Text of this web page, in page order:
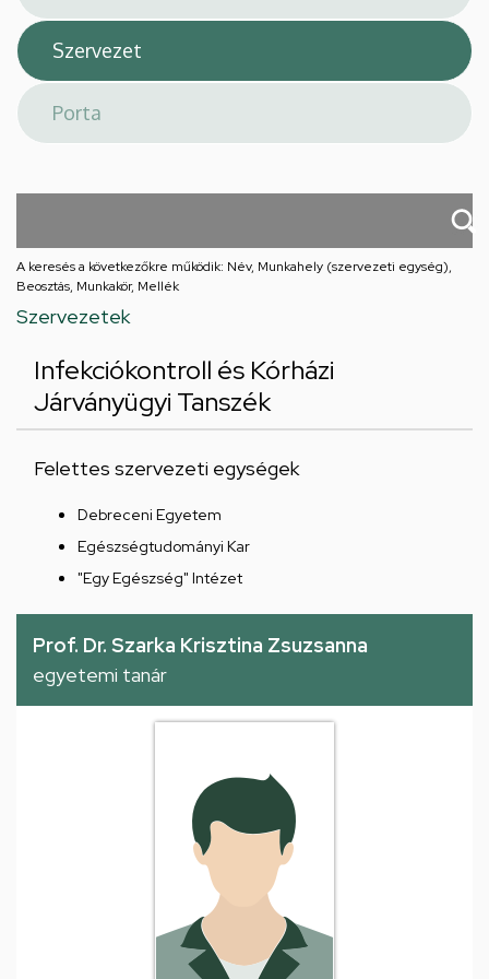
A keresés a következőkre működik: Név, Munkahely (szervezeti egység),
Beosztás, Munkakör, Mellék
Szervezetek
Infekciókontroll és Kórházi
Járványügyi Tanszék
Felettes szervezeti egységek
Debreceni Egyetem
Egészségtudományi Kar
"Egy Egészség" Intézet
Prof. Dr. Szarka Krisztina Zsuzsanna
egyetemi tanár